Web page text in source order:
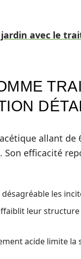
avec le
allant de
efficacité
les
leur
acide limite la